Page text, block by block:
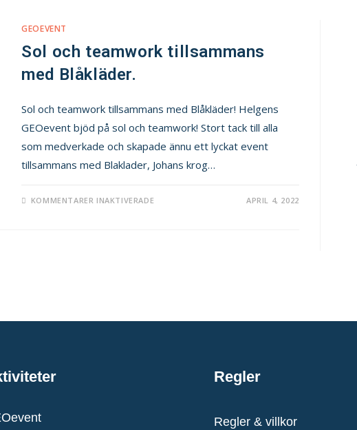
GEOEVENT
Sol och teamwork tillsammans
med Blåkläder.
Sol och teamwork tillsammans med Blåkläder! Helgens
GEOevent bjöd på sol och teamwork! Stort tack till alla
som medverkade och skapade ännu ett lyckat event
tillsammans med Blaklader, Johans krog…
KOMMENTARER INAKTIVERADE APRIL 4, 2022
Regler
Regler & villkor